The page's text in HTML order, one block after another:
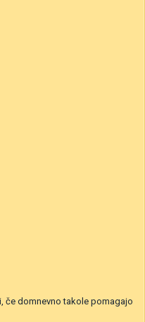
če domnevno takole pomagajo